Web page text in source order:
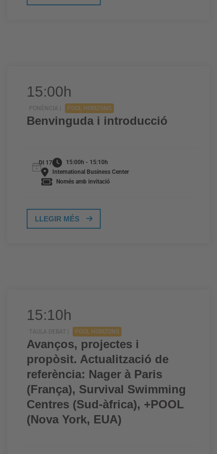
15:00h
PONÈNCIA | POOL HORIZONS
Benvinguda i introducció
Dl 17
15:00h - 15:10h
International Business Center
Només amb invitació
LLEGIR MÉS
15:10h
TAULA DEBAT | POOL HORIZONS
Avanços, projectes i
propòsit. Actualització de
referència: Nager à Paris
(França), Survival Swimming
Centres (Sud-àfrica), +POOL
(Nova York, EUA)